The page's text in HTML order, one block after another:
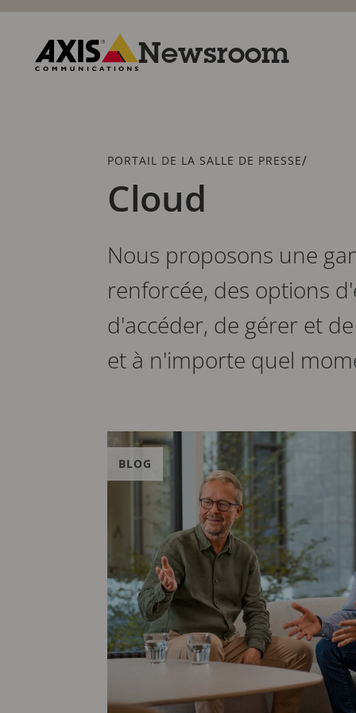
Passer
contenu
principal
Newsroom
Fil
PORTAIL DE LA SALLE DE PRESSE/
Cloud
Nous proposons une
renforcée, des options
d'accéder, de gérer et
et à n'importe quel
BLOG